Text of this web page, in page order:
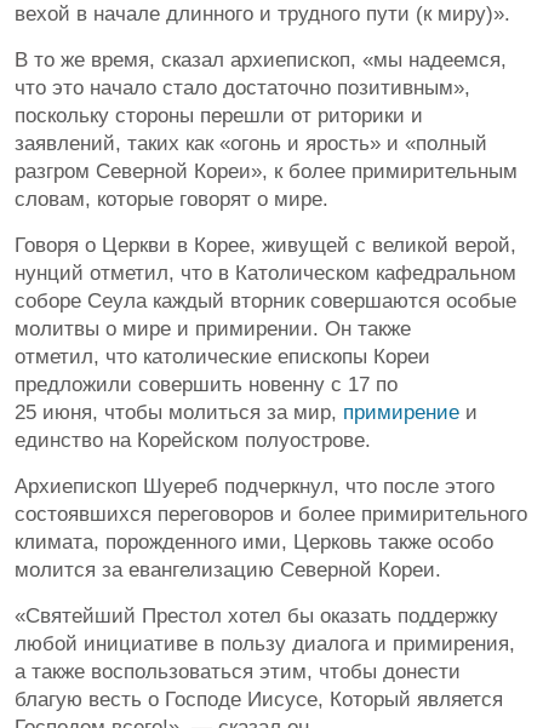
вехой в начале длинного и трудного пути (к миру)».
В то же время, сказал архиепископ, «мы надеемся,
что это начало стало достаточно позитивным»,
поскольку стороны перешли от риторики и
заявлений, таких как «огонь и ярость» и «полный
разгром Северной Кореи», к более примирительным
словам, которые говорят о мире.
Говоря о Церкви в Корее, живущей с великой верой,
нунций отметил, что в Католическом кафедральном
соборе Сеула каждый вторник совершаются особые
молитвы о мире и примирении. Он также
отметил, что католические епископы Кореи
предложили совершить новенну с 17 по
25 июня, чтобы молиться за мир, примирение и
единство на Корейском полуострове.
Архиепископ Шуереб подчеркнул, что после этого
состоявшихся переговоров и более примирительного
климата, порожденного ими, Церковь также особо
молится за евангелизацию Северной Кореи.
«Святейший Престол хотел бы оказать поддержку
любой инициативе в пользу диалога и примирения,
а также воспользоваться этим, чтобы донести
благую весть о Господе Иисусе, Который является